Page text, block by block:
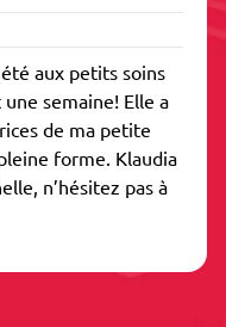
aux petits soins
semaine! Elle a
de ma petite
forme. Klaudia
n’hésitez pas à